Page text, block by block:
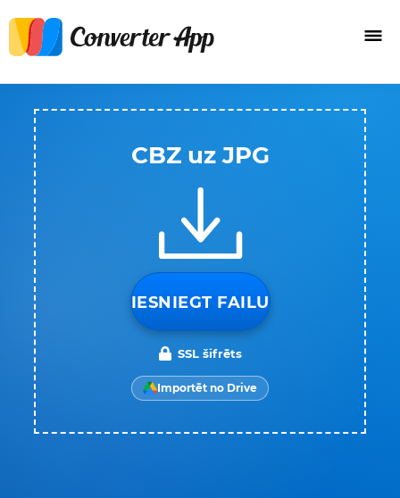
CBZ uz JPG
IESNIEGT FAILU
SSL šifrēts
Importēt no Drive